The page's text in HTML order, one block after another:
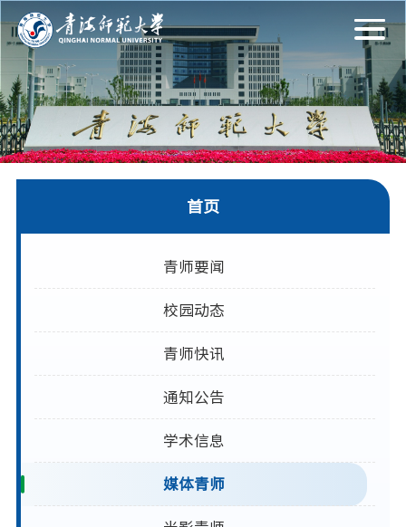
首页
青师要闻
校园动态
青师快讯
通知公告
学术信息
媒体青师